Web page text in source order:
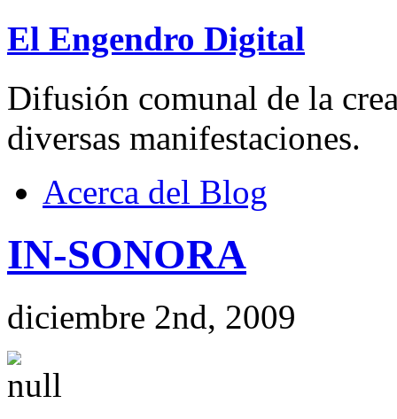
El Engendro Digital
Difusión comunal de la
diversas manifestaciones.
Acerca del Blog
IN-SONORA
diciembre 2nd, 2009